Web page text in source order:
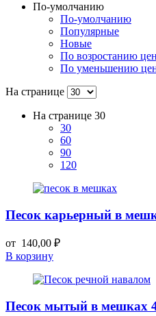
По-умолчанию
По-умолчанию
Популярные
Новые
По возростанию
По уменьшению
На странице
На странице 30
30
60
90
120
Песок карьерный в
от 140,00 ₽
В корзину
Песок мытый в мешках